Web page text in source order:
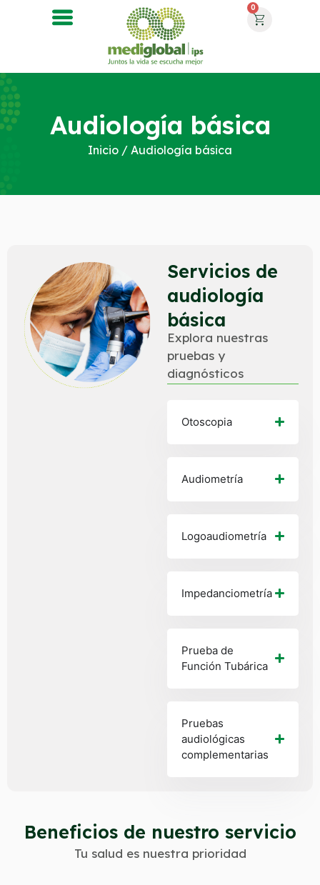
0
Audiología básica
Inicio / Audiología básica
Servicios de
audiología
básica
Explora nuestras
pruebas y
diagnósticos
Otoscopia
Audiometría
Logoaudiometría
Impedanciometría
Prueba de
Función Tubárica
Pruebas
audiológicas
complementarias
Beneficios de nuestro servicio
Tu salud es nuestra prioridad